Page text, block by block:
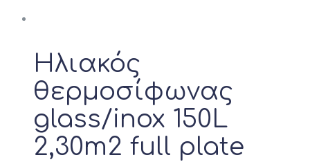
Ηλιακός
θερμοσίφωνας
glass/inox 150L
2,30m2 full plate